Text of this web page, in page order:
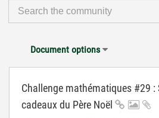
Document options
Challenge mathématiques #29
cadeaux du Père Noël